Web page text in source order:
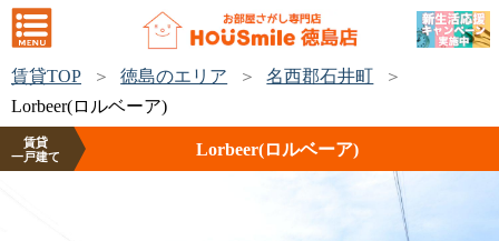
賃貸TOP 徳島のエリア
名西郡石井町
Lorbeer(ロルベーア)
賃貸
一戸建て
Lorbeer(ロルベーア)